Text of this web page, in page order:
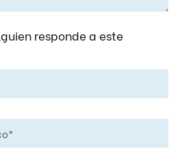
responde a este